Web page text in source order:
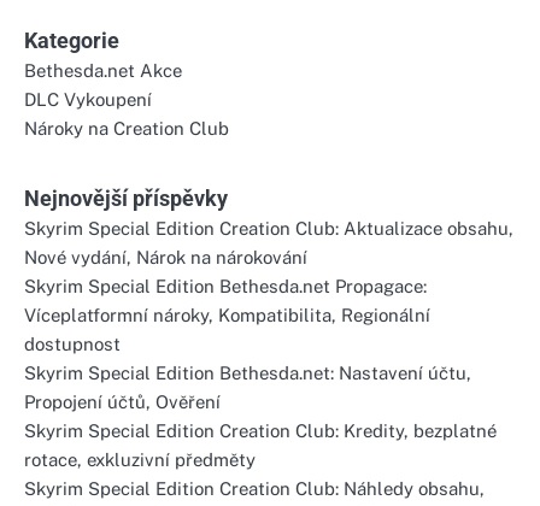
Kategorie
Bethesda.net Akce
DLC Vykoupení
Nároky na Creation Club
Nejnovější příspěvky
Skyrim Special Edition Creation Club: Aktualizace obsahu,
Nové vydání, Nárok na nárokování
Skyrim Special Edition Bethesda.net Propagace:
Víceplatformní nároky, Kompatibilita, Regionální
dostupnost
Skyrim Special Edition Bethesda.net: Nastavení účtu,
Propojení účtů, Ověření
Skyrim Special Edition Creation Club: Kredity, bezplatné
rotace, exkluzivní předměty
Skyrim Special Edition Creation Club: Náhledy obsahu,